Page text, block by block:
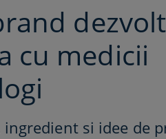
cu medicii
ingredient si idee de